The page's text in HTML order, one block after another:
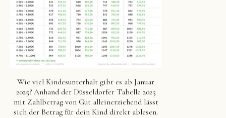
Wie viel Kindesunterhalt gibt es ab Januar
2025? Anhand der Düsseldorfer Tabelle 2025
mit Zahlbetrag von Gut alleinerziehend lässt
sich der Betrag für dein Kind direkt ablesen.